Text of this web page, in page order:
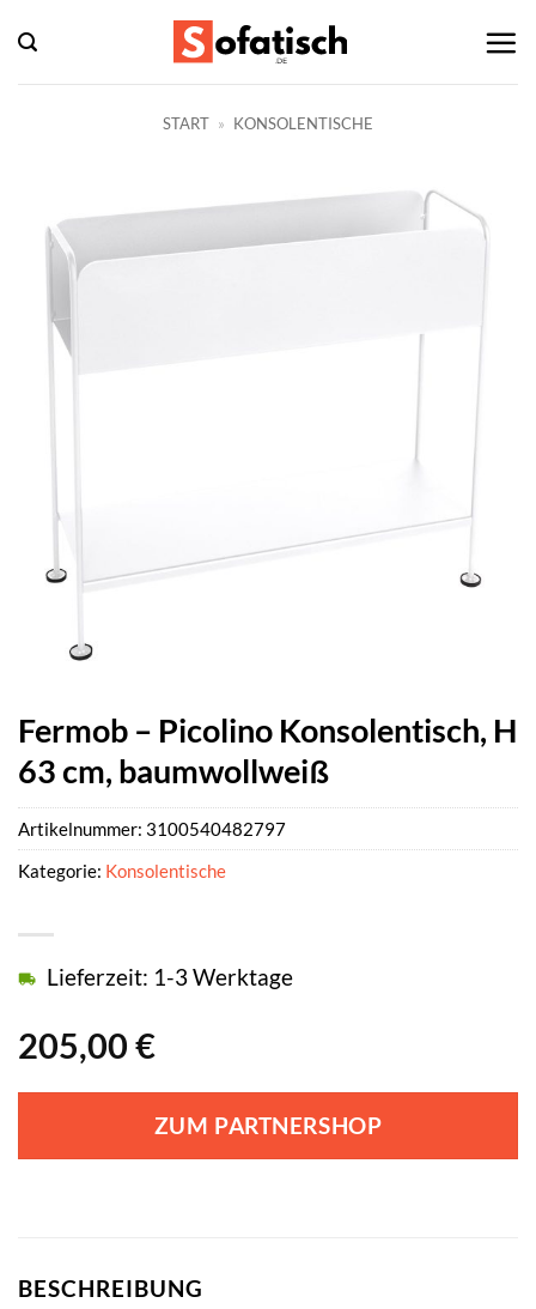
Inhalt
springen
START » KONSOLENTISCHE
Fermob – Picolino Konsolentisch, H
63 cm, baumwollweiß
205,00 €
Lieferzeit: 1-3 Werktage
ZUM PARTNERSHOP
Artikelnummer: 3100540482797
Kategorie: Konsolentische
BESCHREIBUNG